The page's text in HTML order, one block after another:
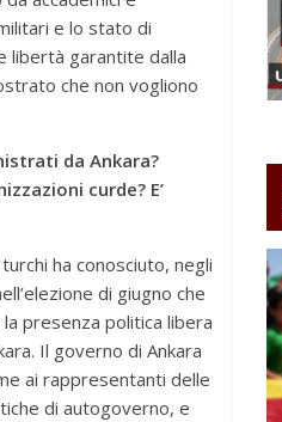
e lo stato di
libertà garantite dalla
che non vogliono
da Ankara?
curde? E’
ha conosciuto, negli
di giugno che
presenza politica libera
Il governo di Ankara
ai rappresentanti delle
di autogoverno, e